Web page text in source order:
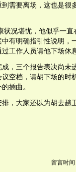
需要离场，这也是很
状况堪忧，他似乎一
有明确指引性说明，
工作人员请他下场休
，三个报告表决尚未
空档，请胡下场的时
插曲。
，大家还以为胡去趟
留言时间